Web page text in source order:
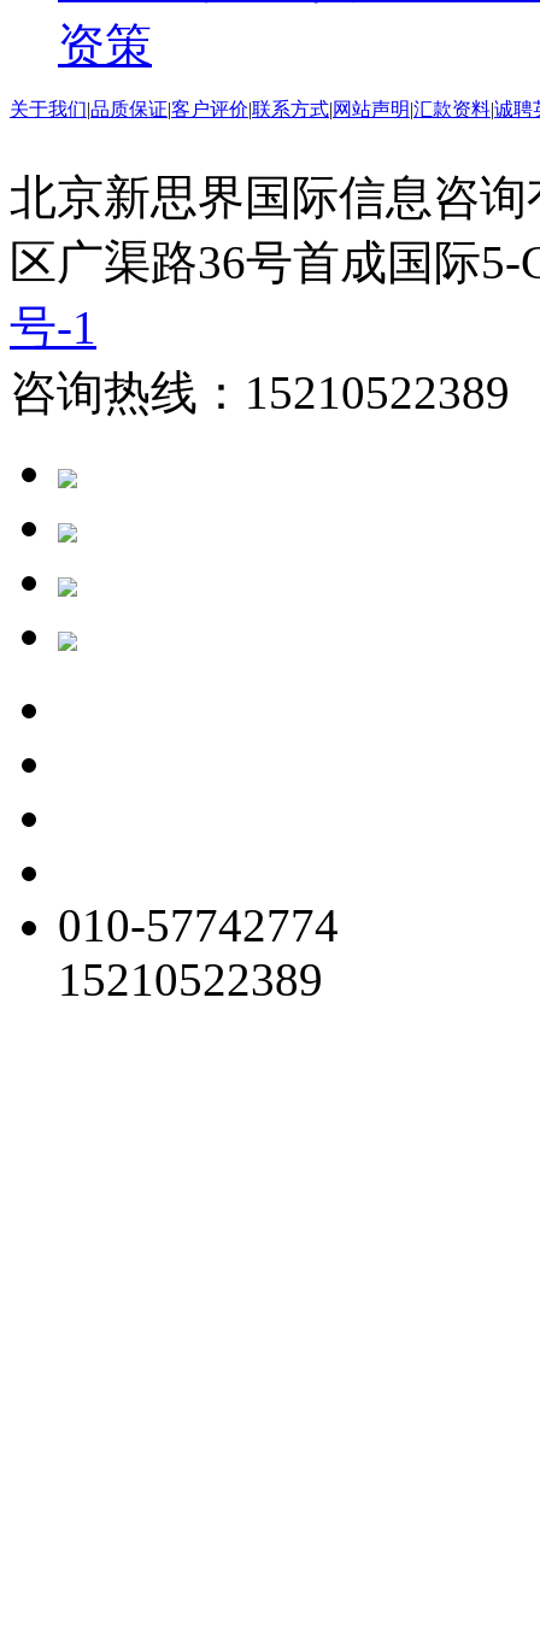
资策
关于我们|品质保证|客户评价|联系方式|网站声明|汇款资料|诚聘
北京新思界国际信息咨
区广渠路36号首成国际
号-1
咨询热线：
010-57742774
15210522389